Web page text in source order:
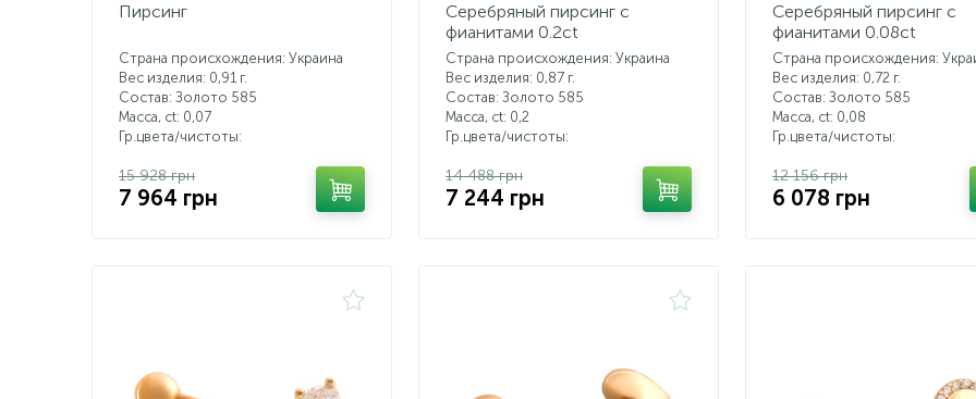
Пирсинг
Страна происхождения: Украина
Вес изделия: 0,91 г.
Состав: Золото 585
Масса, ct: 0,07
Гр.цвета/чистоты:
15 928 грн
7 964 грн
Серебряный пирсинг с
фианитами 0.2ct
Страна происхождения: Украина
Вес изделия: 0,87 г.
Состав: Золото 585
Масса, ct: 0,2
Гр.цвета/чистоты:
14 488 грн
7 244 грн
Серебряный пирсинг с
фианитами 0.08ct
Страна происхождения:
Вес изделия: 0,72 г.
Состав: Золото 585
Масса, ct: 0,08
Гр.цвета/чистоты:
12 156 грн
6 078 грн